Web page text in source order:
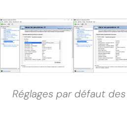
Réglages par défaut